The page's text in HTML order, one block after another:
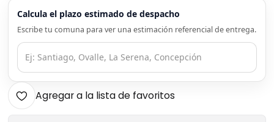
Calcula el plazo estimado de despacho
Escribe tu comuna para ver una estimación referencial de entrega.
Agregar a la lista de favoritos